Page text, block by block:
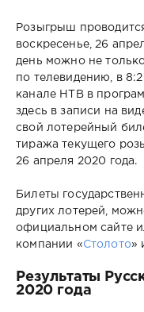
Розыгрыш
воскресенье, 26
день можно не
по телевидению, в
канале НТВ в
здесь в записи на
свой лотерейный
тиража текущего
26 апреля 2020 года.
Билеты
других лотерей,
официальном сайте
компании «Столото»
Результаты
2020 года